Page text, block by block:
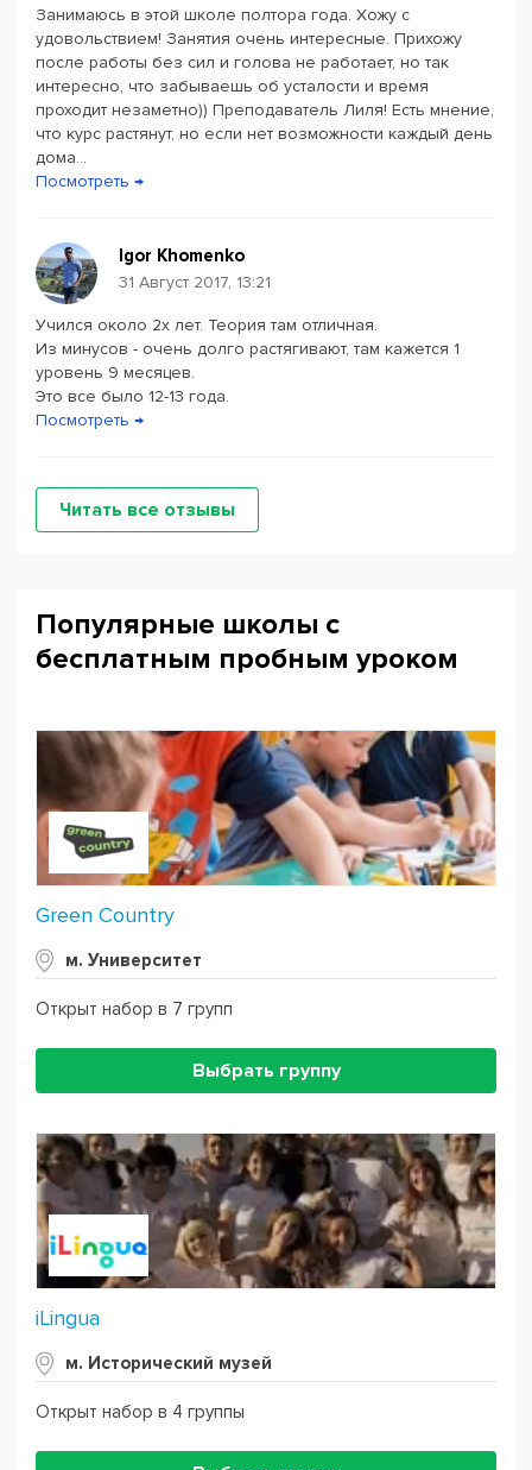
Занимаюсь в этой школе полтора года. Хожу с
удовольствием! Занятия очень интересные. Прихожу
после работы без сил и голова не работает, но так
интересно, что забываешь об усталости и время
проходит незаметно)) Преподаватель Лиля! Есть мнение,
что курс растянут, но если нет возможности каждый день
дома...
Посмотреть →
Igor Khomenko
31 Август 2017, 13:21
Учился около 2х лет. Теория там отличная.
Из минусов - очень долго растягивают, там кажется 1
уровень 9 месяцев.
Это все было 12-13 года.
Посмотреть →
Читать все отзывы
Популярные школы с
бесплатным пробным уроком
Green Country
м. Университет
Открыт набор в 7 групп
Выбрать группу
iLingua
м. Исторический музей
Открыт набор в 4 группы